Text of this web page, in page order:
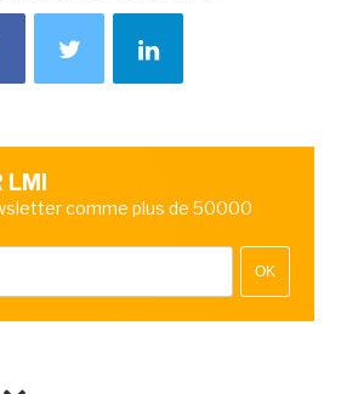
comme plus de 50000
OK